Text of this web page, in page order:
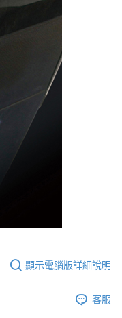
顯示電腦版詳細說明
客服